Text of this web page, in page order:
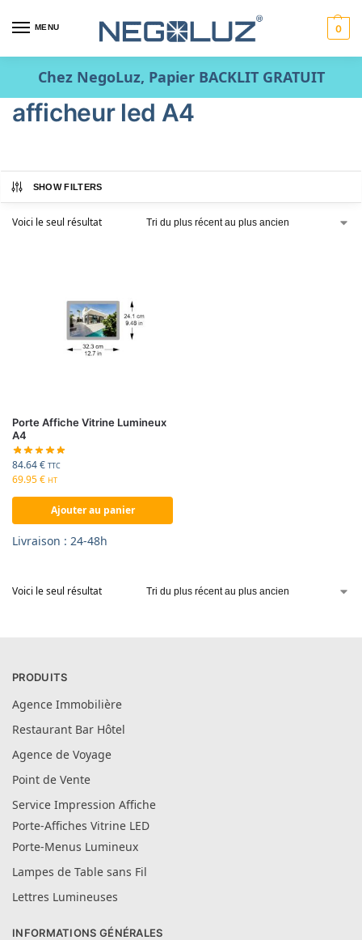
MENU 0
Chez NegoLuz, Papier BACKLIT GRATUIT
afficheur led A4
SHOW FILTERS
Voici le seul résultat
Porte Affiche Vitrine Lumineux
A4
84.64€ TTC
69.95€ HT
Ajouter au panier
Livraison : 24-48h
Voici le seul résultat
PRODUITS
Agence Immobilière
Restaurant Bar Hôtel
Agence de Voyage
Point de Vente
Service Impression Affiche
Porte-Affiches Vitrine LED
Porte-Menus Lumineux
Lampes de Table sans Fil
Lettres Lumineuses
INFORMATIONS GÉNÉRALES